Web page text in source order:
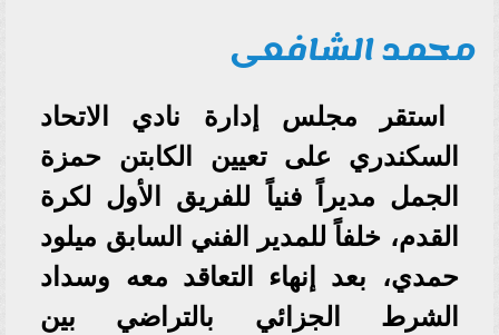
محمد الشافعى
استقر مجلس إدارة نادي الاتحاد
السكندري على تعيين الكابتن حمزة
الجمل مديراً فنياً للفريق الأول لكرة
القدم، خلفاً للمدير الفني السابق ميلود
حمدي، بعد إنهاء التعاقد معه وسداد
الشرط الجزائي بالتراضي بين